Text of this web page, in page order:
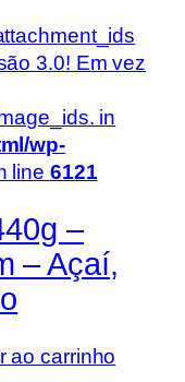
3.0! Em vez
in
wp-
line 6121
–
– Açaí,
ao carrinho